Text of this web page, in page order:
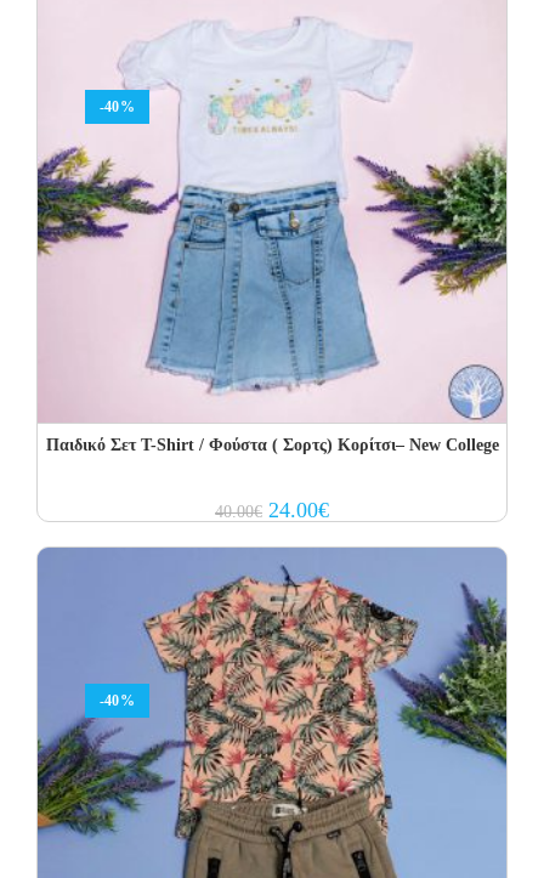
-40%
Παιδικό Σετ Τ-Shirt / Φούστα ( Σορτς) Κορίτσι– New College
40.00€ Original
price
24.00€Current
price
-40%